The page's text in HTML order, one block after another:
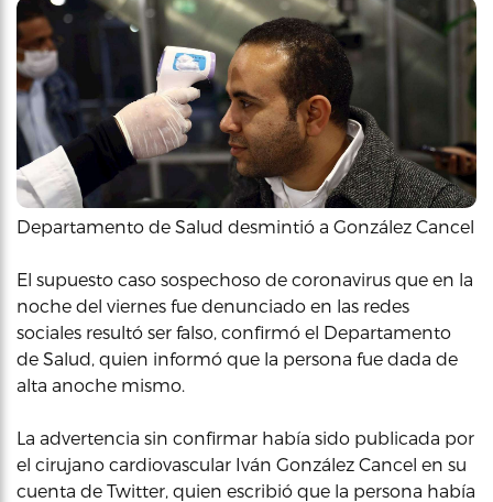
Departamento de Salud desmintió a González Cancel
El supuesto caso sospechoso de coronavirus que en la
noche del viernes fue denunciado en las redes
sociales resultó ser falso, confirmó el Departamento
de Salud, quien informó que la persona fue dada de
alta anoche mismo.
La advertencia sin confirmar había sido publicada por
el cirujano cardiovascular Iván González Cancel en su
cuenta de Twitter, quien escribió que la persona había